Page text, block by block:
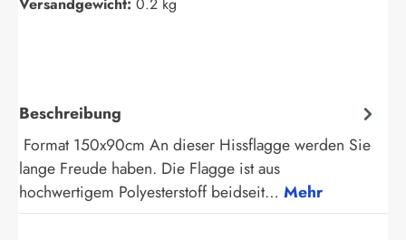
Versandgewicht: 0.2 kg
Beschreibung
Format 150x90cm An dieser Hissflagge werden Sie
lange Freude haben. Die Flagge ist aus
hochwertigem Polyesterstoff beidseit… Mehr